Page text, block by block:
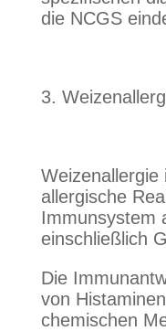
die NCGS
3.
Weizenallergie
allergische
Immunsystem
einschließlich
Die
von
chemischen